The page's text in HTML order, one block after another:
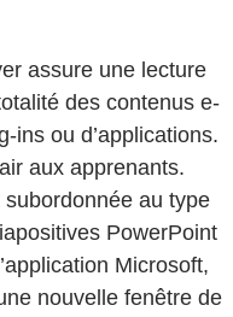
assure une lecture
des contenus e-
ins ou d’applications.
aux apprenants.
subordonnée au type
PowerPoint
Microsoft,
nouvelle fenêtre de